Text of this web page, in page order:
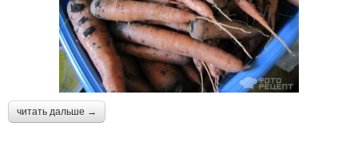
читать дальше →